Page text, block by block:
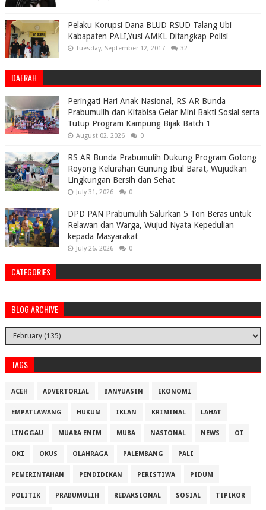
Pelaku Korupsi Dana BLUD RSUD Talang Ubi
Kabapaten PALI,Yusi AMKL Ditangkap Polisi
Tuesday, September 12, 2017 32
DAERAH
Peringati Hari Anak Nasional, RS AR Bunda
Prabumulih dan Kitabisa Gelar Mini Bakti Sosial serta
Tutup Program Kampung Bijak Batch 1
August 02, 2026 0
RS AR Bunda Prabumulih Dukung Program Gotong
Royong Kelurahan Gunung Ibul Barat, Wujudkan
Lingkungan Bersih dan Sehat
July 31, 2026 0
DPD PAN Prabumulih Salurkan 5 Ton Beras untuk
Relawan dan Warga, Wujud Nyata Kepedulian
kepada Masyarakat
July 26, 2026 0
CATEGORIES
BLOG ARCHIVE
TAGS
ACEH ADVERTORIAL BANYUASIN EKONOMI
EMPATLAWANG HUKUM IKLAN KRIMINAL LAHAT
LINGGAU MUARA ENIM MUBA NASIONAL NEWS OI
OKI OKUS OLAHRAGA PALEMBANG PALI
PEMERINTAHAN PENDIDIKAN PERISTIWA PIDUM
POLITIK PRABUMULIH REDAKSIONAL SOSIAL TIPIKOR